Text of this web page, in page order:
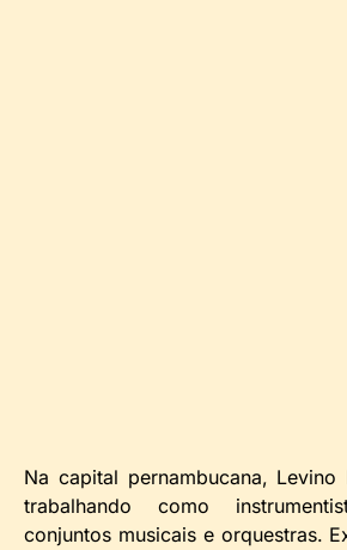
Na capital pernambucana, Levino
trabalhando como
conjuntos musicais e orquestras.